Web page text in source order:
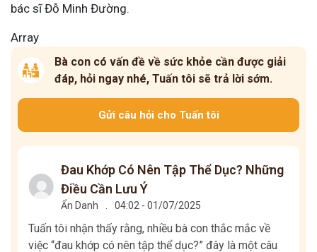
bác sĩ Đỗ Minh Đường.
Array
Bà con có vấn đề về sức khỏe cần được giải
đáp, hỏi ngay nhé, Tuấn tôi sẽ trả lời sớm.
Gửi câu hỏi cho Tuấn tôi
Đau Khớp Có Nên Tập Thể Dục? Những
Điều Cần Lưu Ý
Ẩn Danh 04:02 - 01/07/2025
Tuấn tôi nhận thấy rằng, nhiều bà con thắc mắc về
việc “đau khớp có nên tập thể dục?” đây là một câu